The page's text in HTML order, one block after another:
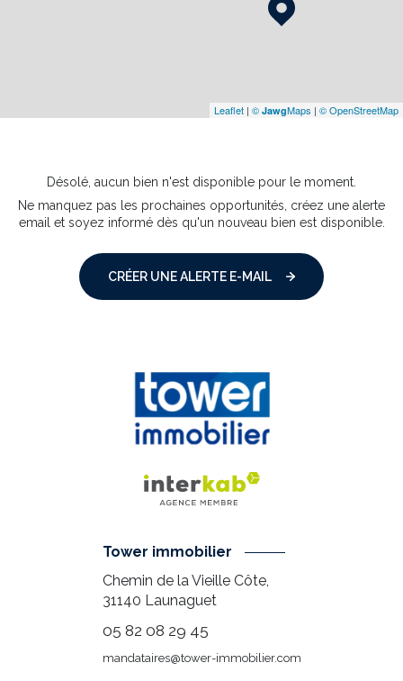
Leaflet | © JawgMaps | © OpenStreetMap
Désolé, aucun bien n'est disponible pour le moment.
Ne manquez pas les prochaines opportunités, créez une alerte
email et soyez informé dès qu'un nouveau bien est disponible.
CRÉER UNE ALERTE E-MAIL
Tower immobilier
Chemin de la Vieille Côte,
31140 Launaguet
05 82 08 29 45
mandataires@tower-immobilier.com